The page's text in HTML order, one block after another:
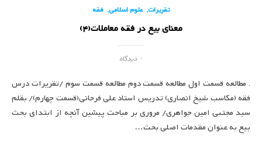
تقریرات,علوم اسلامی, فقه
معنای بیع در فقه معاملات(4)
۰ دیدگاه
. مطالعه قسمت اول مطالعه قسمت دوم مطالعه قسمت سوم /تقریرات درس
فقه (مکاسب شیخ انصاری) تدریس استاد علی فرحانی(قسمت چهارم)/ بقلم
سید مجتبی امین جواهری/ مروری بر مباحث پیشین آنچه از ابتدای بحث
بیع به عنوان مقدمات اصلی بحث…